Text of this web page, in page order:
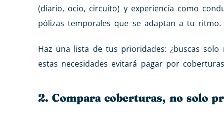
(diario, ocio, circuito) y experiencia como
pólizas temporales que se adaptan a tu ritmo.
Haz una lista de tus prioridades: ¿buscas
estas necesidades evitará pagar por
2. Compara coberturas, no solo